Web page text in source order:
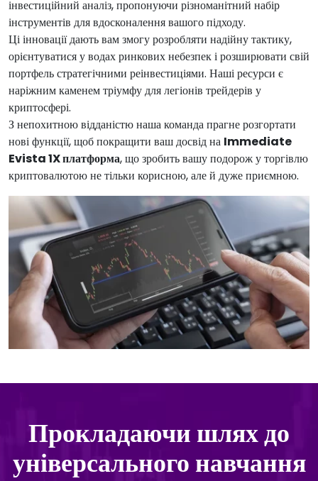
інвестиційний аналіз, пропонуючи різноманітний набір
інструментів для вдосконалення вашого підходу.
Ці інновації дають вам змогу розробляти надійну тактику,
орієнтуватися у водах ринкових небезпек і розширювати свій
портфель стратегічними реінвестиціями. Наші ресурси є
наріжним каменем тріумфу для легіонів трейдерів у
криптосфері.
З непохитною відданістю наша команда прагне розгортати
нові функції, щоб покращити ваш досвід на Immediate
Evista 1X платформа, що зробить вашу подорож у торгівлю
криптовалютою не тільки корисною, але й дуже приємною.
Прокладаючи шлях до
універсального навчання